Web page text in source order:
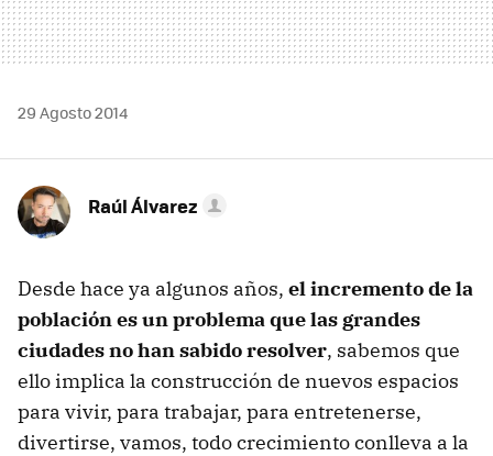
29 Agosto 2014
Raúl Álvarez
Desde hace ya algunos años, el incremento de la
población es un problema que las grandes
ciudades no han sabido resolver, sabemos que
ello implica la construcción de nuevos espacios
para vivir, para trabajar, para entretenerse,
divertirse, vamos, todo crecimiento conlleva a la